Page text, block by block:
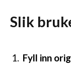
Slik
Fyll inn